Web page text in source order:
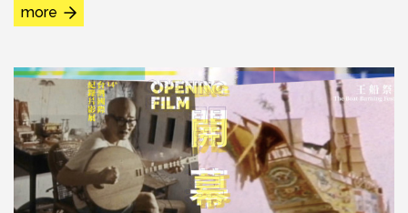
項。現場齊聚入圍各項競賽的台灣導演，由國家影視聽中心
馨。 2024TIDF台灣競賽入圍導演及貴賓合影
more